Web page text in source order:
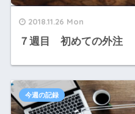
2018.11.26 Mon
７週目 初めての外注
今週の記録